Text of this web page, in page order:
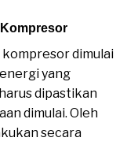
dimulai
yang
dipastikan
dimulai. Oleh
secara